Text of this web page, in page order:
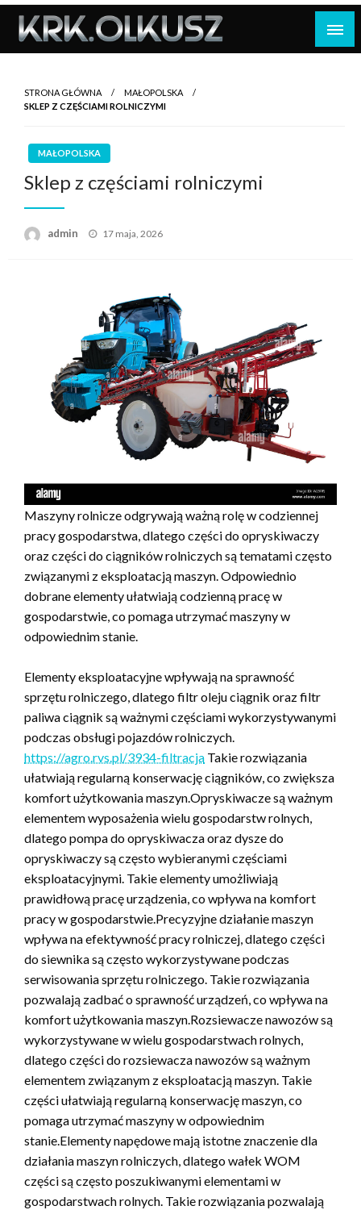
Skip
content
STRONA GŁÓWNA
MAŁOPOLSKA
SKLEP Z CZĘŚCIAMI ROLNICZYMI
MAŁOPOLSKA
Sklep z częściami rolniczymi
admin
Opublikowane
17 maja, 2026
Maszyny rolnicze odgrywają ważną rolę w codziennej
pracy gospodarstwa, dlatego części do opryskiwaczy
oraz części do ciągników rolniczych są tematami często
związanymi z eksploatacją maszyn. Odpowiednio
dobrane elementy ułatwiają codzienną pracę w
gospodarstwie, co pomaga utrzymać maszyny w
odpowiednim stanie.
Elementy eksploatacyjne wpływają na sprawność
sprzętu rolniczego, dlatego filtr oleju ciągnik oraz filtr
paliwa ciągnik są ważnymi częściami wykorzystywanymi
podczas obsługi pojazdów rolniczych.
https://agro.rvs.pl/3934-filtracja Takie rozwiązania
ułatwiają regularną konserwację ciągników, co zwiększa
komfort użytkowania maszyn.Opryskiwacze są ważnym
elementem wyposażenia wielu gospodarstw rolnych,
dlatego pompa do opryskiwacza oraz dysze do
opryskiwaczy są często wybieranymi częściami
eksploatacyjnymi. Takie elementy umożliwiają
prawidłową pracę urządzenia, co wpływa na komfort
pracy w gospodarstwie.Precyzyjne działanie maszyn
wpływa na efektywność pracy rolniczej, dlatego części
do siewnika są często wykorzystywane podczas
serwisowania sprzętu rolniczego. Takie rozwiązania
pozwalają zadbać o sprawność urządzeń, co wpływa na
komfort użytkowania maszyn.Rozsiewacze nawozów są
wykorzystywane w wielu gospodarstwach rolnych,
dlatego części do rozsiewacza nawozów są ważnym
elementem związanym z eksploatacją maszyn. Takie
części ułatwiają regularną konserwację maszyn, co
pomaga utrzymać maszyny w odpowiednim
stanie.Elementy napędowe mają istotne znaczenie dla
działania maszyn rolniczych, dlatego wałek WOM
części są często poszukiwanymi elementami w
gospodarstwach rolnych. Takie rozwiązania pozwalają